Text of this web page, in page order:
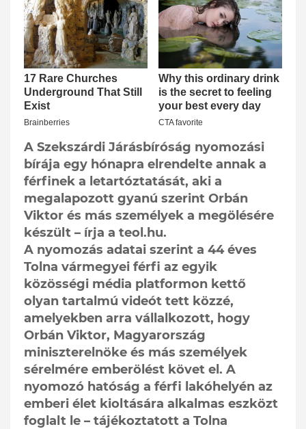
A Szekszárdi Járásbíróság nyomozási
bírája egy hónapra elrendelte annak a
férfinek a letartóztatását, aki a
megalapozott gyanú szerint Orbán
Viktor és más személyek a megölésére
készült – írja a teol.hu.
A nyomozás adatai szerint a 44 éves
Tolna vármegyei férfi az egyik
közösségi média platformon kettő
olyan tartalmú videót tett közzé,
amelyekben arra vállalkozott, hogy
Orbán Viktor, Magyarország
miniszterelnöke és más személyek
sérelmére emberölést követ el. A
nyomozó hatóság a férfi lakóhelyén az
emberi élet kioltására alkalmas eszközt
foglalt le – tájékoztatott a Tolna